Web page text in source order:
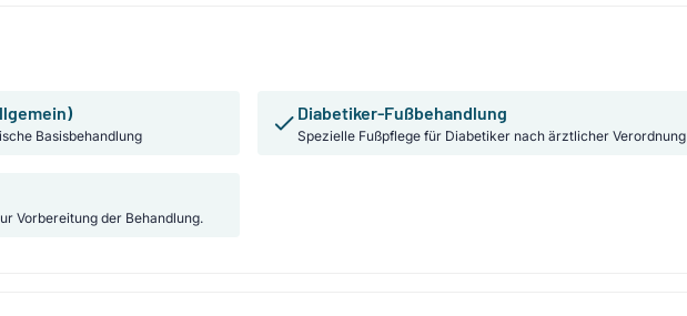
Basisbehandlung
Diabetiker-Fußbehandlung
Spezielle Fußpflege für Diabetiker nach ärztlicher Verordnung
Vorbereitung der Behandlung.